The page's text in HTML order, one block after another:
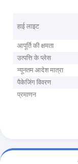
हाई लाइट
आपूर्ति की क्षमता
उत्पत्ति के प्लेस
न्यूनतम आदेश मात्रा
पैकेजिंग विवरण
प्रमाणन